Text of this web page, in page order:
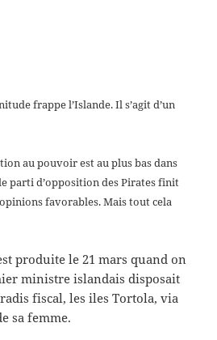
frappe l’Islande. Il s’agit d’un
au pouvoir est au plus bas dans
parti d’opposition des Pirates finit
favorables. Mais tout cela
produite le 21 mars quand on
ministre islandais disposait
fiscal, les iles Tortola, via
sa femme.